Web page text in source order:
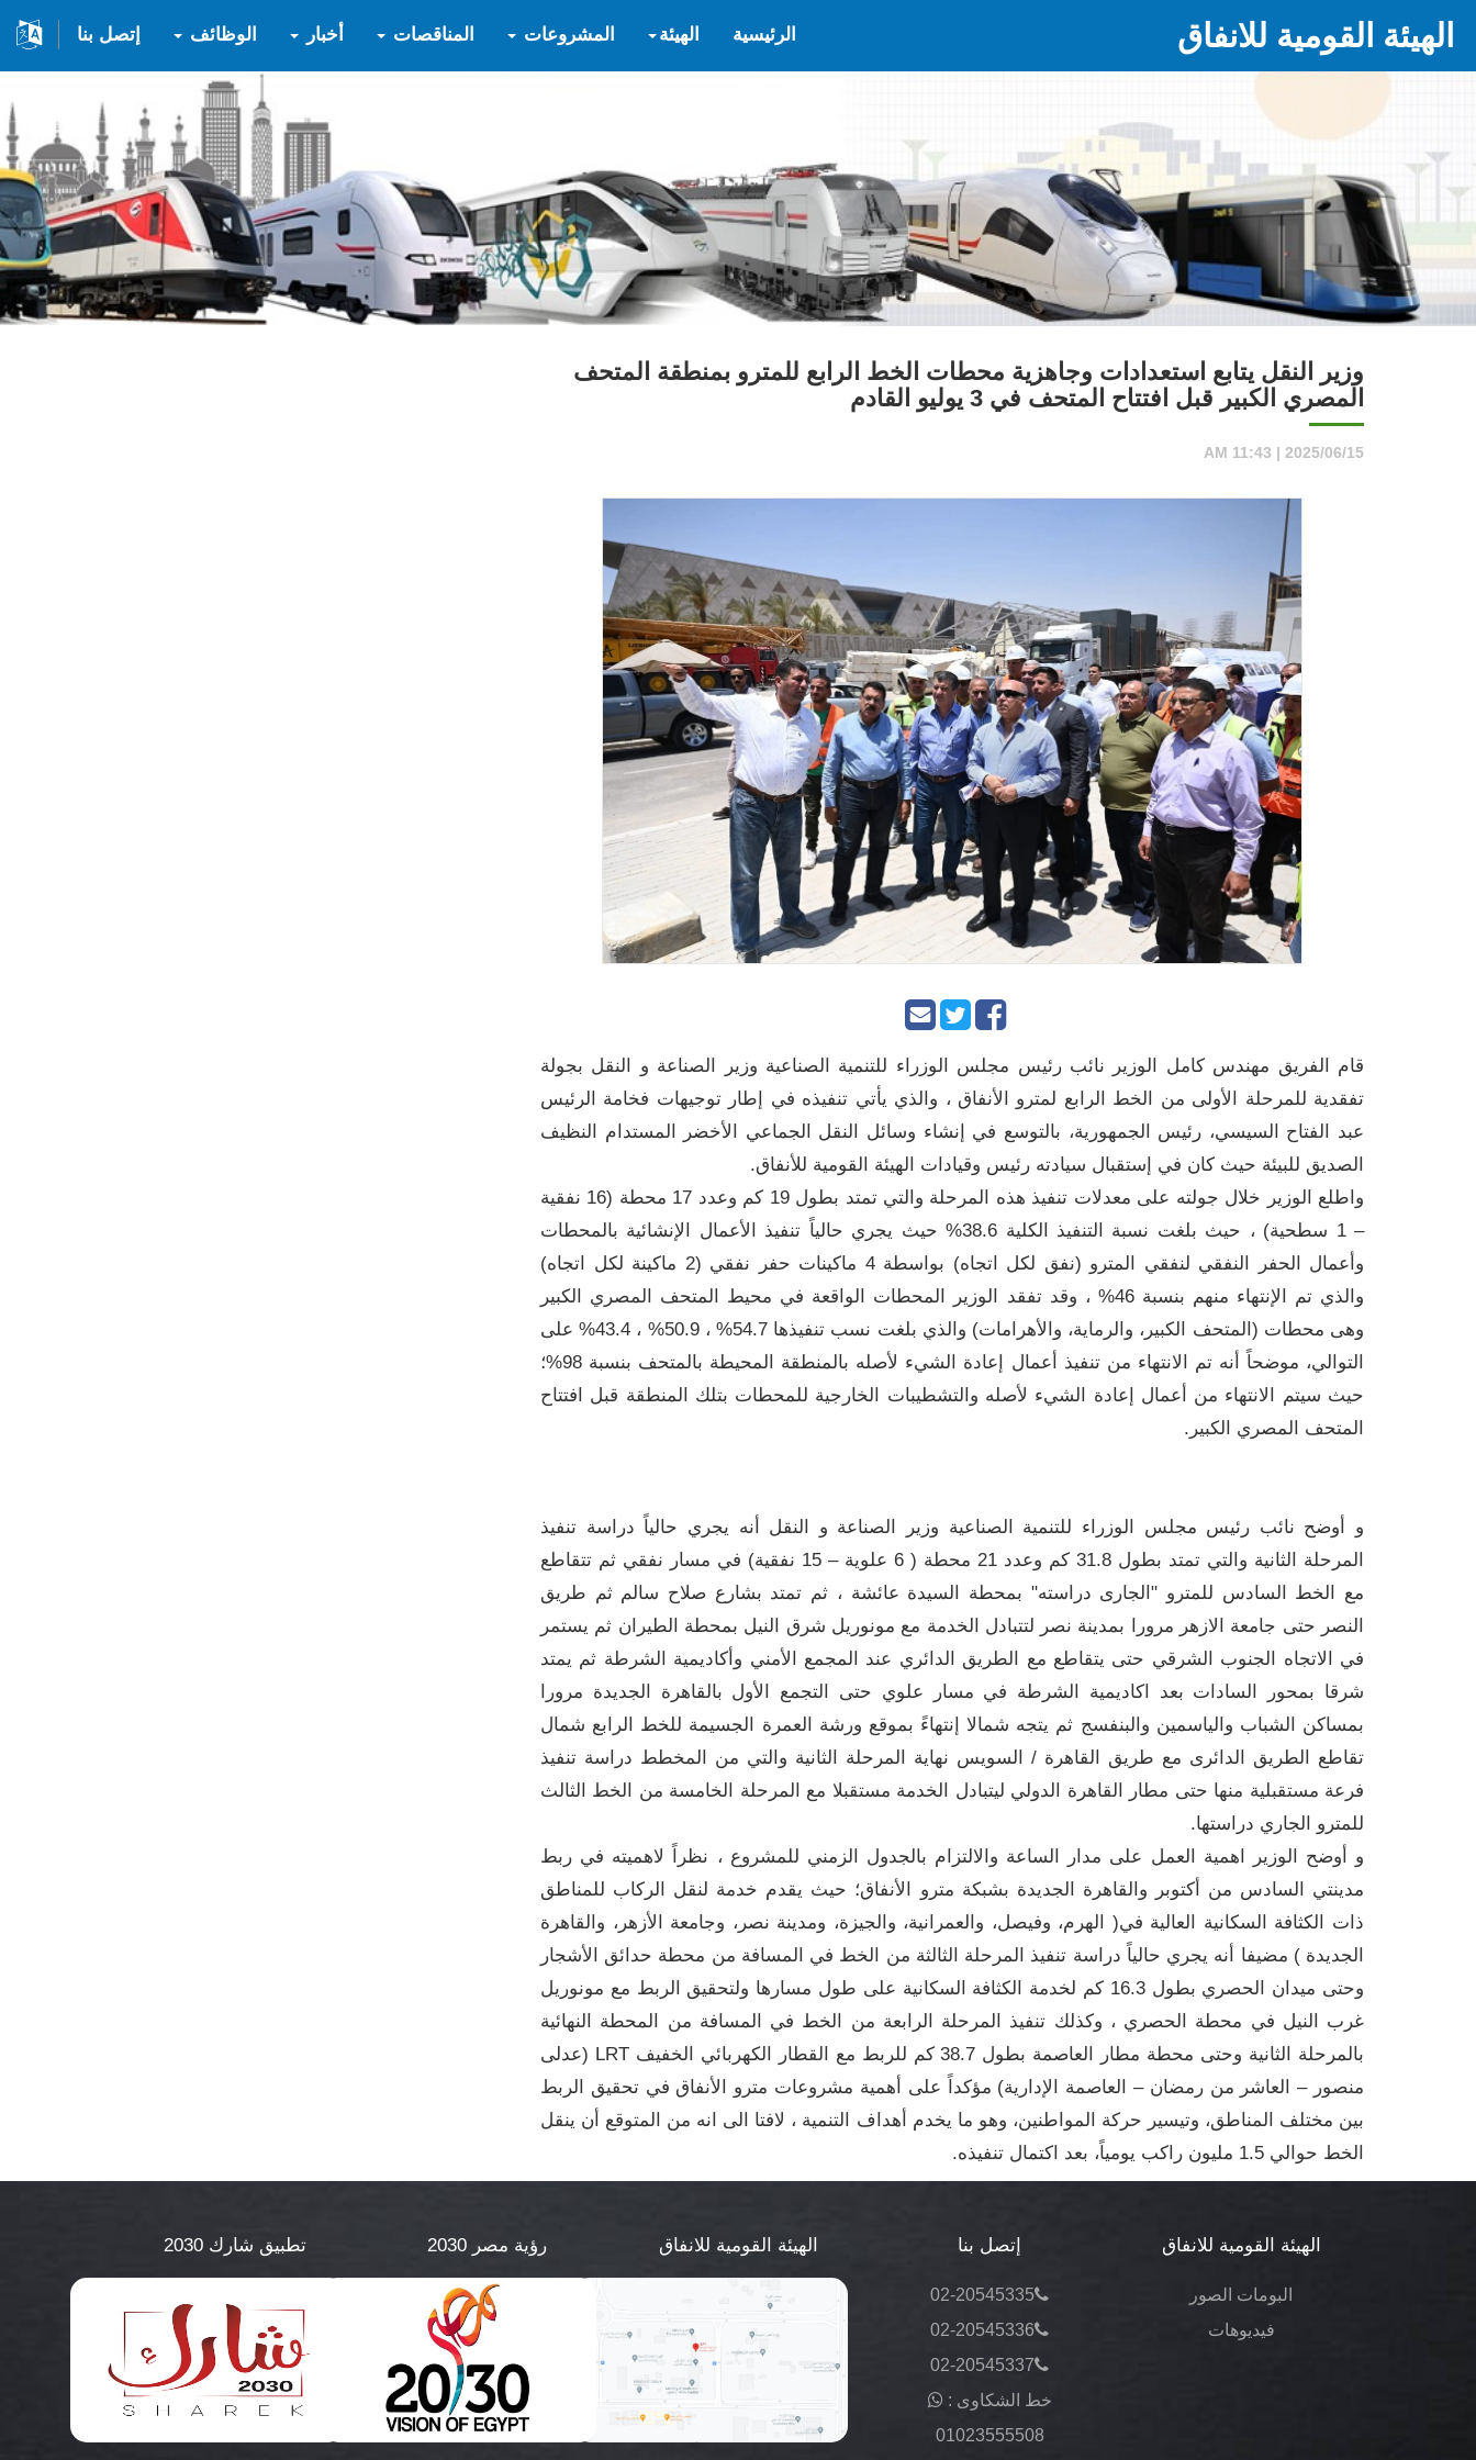
الهيئة القومية للانفاق الرئيسية الهيئة المشروعات المناقصات أخبار الوظائف إتصل بنا
وزير النقل يتابع استعدادات وجاهزية محطات الخط الرابع للمترو بمنطقة المتحف
المصري الكبير قبل افتتاح المتحف في 3 يوليو القادم
2025/06/15 | 11:43 AM
قام الفريق مهندس كامل الوزير نائب رئيس مجلس الوزراء للتنمية الصناعية وزير الصناعة و النقل بجولة
تفقدية للمرحلة الأولى من الخط الرابع لمترو الأنفاق ، والذي يأتي تنفيذه في إطار توجيهات فخامة الرئيس
عبد الفتاح السيسي، رئيس الجمهورية، بالتوسع في إنشاء وسائل النقل الجماعي الأخضر المستدام النظيف
الصديق للبيئة حيث كان في إستقبال سيادته رئيس وقيادات الهيئة القومية للأنفاق.
واطلع الوزير خلال جولته على معدلات تنفيذ هذه المرحلة والتي تمتد بطول 19 كم وعدد 17 محطة (16 نفقية
– 1 سطحية) ، حيث بلغت نسبة التنفيذ الكلية 38.6% حيث يجري حالياً تنفيذ الأعمال الإنشائية بالمحطات
وأعمال الحفر النفقي لنفقي المترو (نفق لكل اتجاه) بواسطة 4 ماكينات حفر نفقي (2 ماكينة لكل اتجاه)
والذي تم الإنتهاء منهم بنسبة 46% ، وقد تفقد الوزير المحطات الواقعة في محيط المتحف المصري الكبير
وهى محطات (المتحف الكبير، والرماية، والأهرامات) والذي بلغت نسب تنفيذها 54.7% ، 50.9% ، 43.4% على
التوالي، موضحاً أنه تم الانتهاء من تنفيذ أعمال إعادة الشيء لأصله بالمنطقة المحيطة بالمتحف بنسبة 98%؛
حيث سيتم الانتهاء من أعمال إعادة الشيء لأصله والتشطيبات الخارجية للمحطات بتلك المنطقة قبل افتتاح
المتحف المصري الكبير.
و أوضح نائب رئيس مجلس الوزراء للتنمية الصناعية وزير الصناعة و النقل أنه يجري حالياً دراسة تنفيذ
المرحلة الثانية والتي تمتد بطول 31.8 كم وعدد 21 محطة ( 6 علوية – 15 نفقية) في مسار نفقي ثم تتقاطع
مع الخط السادس للمترو "الجارى دراسته" بمحطة السيدة عائشة ، ثم تمتد بشارع صلاح سالم ثم طريق
النصر حتى جامعة الازهر مرورا بمدينة نصر لتتبادل الخدمة مع مونوريل شرق النيل بمحطة الطيران ثم يستمر
في الاتجاه الجنوب الشرقي حتى يتقاطع مع الطريق الدائري عند المجمع الأمني وأكاديمية الشرطة ثم يمتد
شرقا بمحور السادات بعد اكاديمية الشرطة في مسار علوي حتى التجمع الأول بالقاهرة الجديدة مرورا
بمساكن الشباب والياسمين والبنفسج ثم يتجه شمالا إنتهاءً بموقع ورشة العمرة الجسيمة للخط الرابع شمال
تقاطع الطريق الدائرى مع طريق القاهرة / السويس نهاية المرحلة الثانية والتي من المخطط دراسة تنفيذ
فرعة مستقبلية منها حتى مطار القاهرة الدولي ليتبادل الخدمة مستقبلا مع المرحلة الخامسة من الخط الثالث
للمترو الجاري دراستها.
و أوضح الوزير اهمية العمل على مدار الساعة والالتزام بالجدول الزمني للمشروع ، نظراً لاهميته في ربط
مدينتي السادس من أكتوبر والقاهرة الجديدة بشبكة مترو الأنفاق؛ حيث يقدم خدمة لنقل الركاب للمناطق
ذات الكثافة السكانية العالية في( الهرم، وفيصل، والعمرانية، والجيزة، ومدينة نصر، وجامعة الأزهر، والقاهرة
الجديدة ) مضيفا أنه يجري حالياً دراسة تنفيذ المرحلة الثالثة من الخط في المسافة من محطة حدائق الأشجار
وحتى ميدان الحصري بطول 16.3 كم لخدمة الكثافة السكانية على طول مسارها ولتحقيق الربط مع مونوريل
غرب النيل في محطة الحصري ، وكذلك تنفيذ المرحلة الرابعة من الخط في المسافة من المحطة النهائية
بالمرحلة الثانية وحتى محطة مطار العاصمة بطول 38.7 كم للربط مع القطار الكهربائي الخفيف LRT (عدلى
منصور – العاشر من رمضان – العاصمة الإدارية) مؤكداً على أهمية مشروعات مترو الأنفاق في تحقيق الربط
بين مختلف المناطق، وتيسير حركة المواطنين، وهو ما يخدم أهداف التنمية ، لافتا الى انه من المتوقع أن ينقل
الخط حوالي 1.5 مليون راكب يومياً، بعد اكتمال تنفيذه.
الهيئة القومية للانفاق
البومات الصور
فيديوهات
إتصل بنا
02-20545335
02-20545336
02-20545337
خط الشكاوى :
01023555508
الهيئة القومية للانفاق رؤية مصر 2030 تطبيق شارك 2030